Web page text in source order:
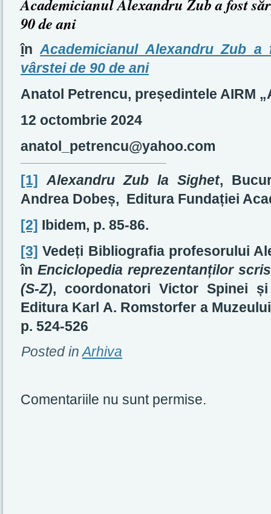
Academicianul Alexandru Zub a fost
90 de ani
în Academicianul Alexandru Zub
vârstei de 90 de ani
Anatol Petrencu, președintele AIRM
12 octombrie 2024
anatol_petrencu@yahoo.com
[1] Alexandru Zub la Sighet,
Andrea Dobeș, Editura Fundației
[2] Ibidem, p. 85-86.
[3] Vedeți Bibliografia profesorului
în Enciclopedia reprezentanților
(S-Z), coordonatori Victor Spinei
Editura Karl A. Romstorfer a
p. 524-526
Posted in Arhiva
Comentariile nu sunt permise.